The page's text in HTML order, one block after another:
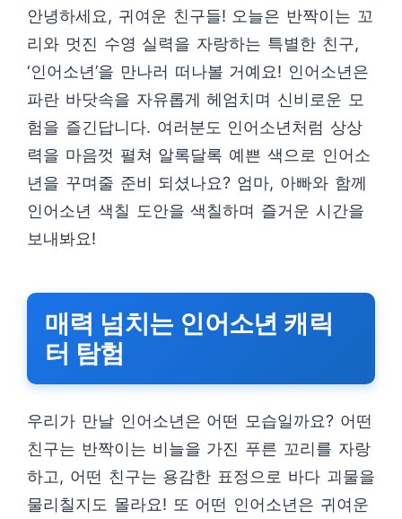
안녕하세요, 귀여운 친구들! 오늘은 반짝이는 꼬
리와 멋진 수영 실력을 자랑하는 특별한 친구,
‘인어소년’을 만나러 떠나볼 거예요! 인어소년은
파란 바닷속을 자유롭게 헤엄치며 신비로운 모
험을 즐긴답니다. 여러분도 인어소년처럼 상상
력을 마음껏 펼쳐 알록달록 예쁜 색으로 인어소
년을 꾸며줄 준비 되셨나요? 엄마, 아빠와 함께
인어소년 색칠 도안을 색칠하며 즐거운 시간을
보내봐요!
매력 넘치는 인어소년 캐릭
터 탐험
우리가 만날 인어소년은 어떤 모습일까요? 어떤
친구는 반짝이는 비늘을 가진 푸른 꼬리를 자랑
하고, 어떤 친구는 용감한 표정으로 바다 괴물을
물리칠지도 몰라요! 또 어떤 인어소년은 귀여운